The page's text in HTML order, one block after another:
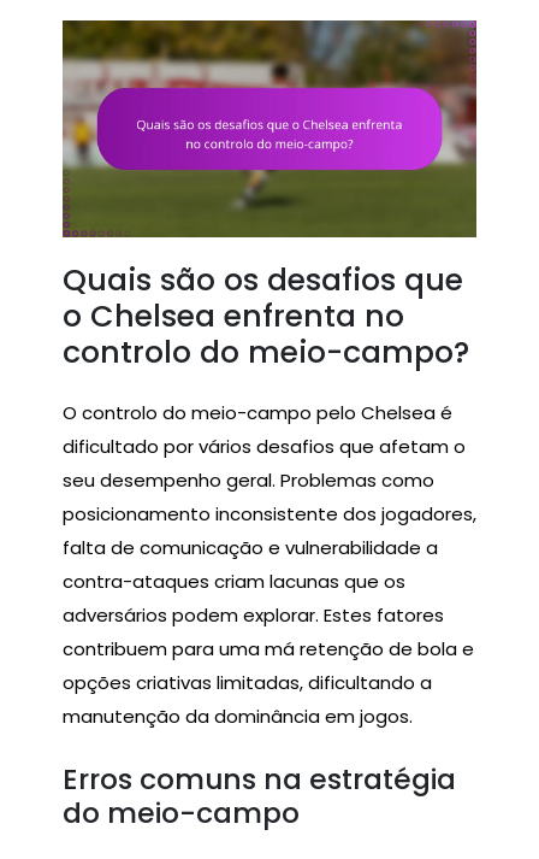
Quais são os desafios que
o Chelsea enfrenta no
controlo do meio-campo?
O controlo do meio-campo pelo Chelsea é
dificultado por vários desafios que afetam o
seu desempenho geral. Problemas como
posicionamento inconsistente dos jogadores,
falta de comunicação e vulnerabilidade a
contra-ataques criam lacunas que os
adversários podem explorar. Estes fatores
contribuem para uma má retenção de bola e
opções criativas limitadas, dificultando a
manutenção da dominância em jogos.
Erros comuns na estratégia
do meio-campo